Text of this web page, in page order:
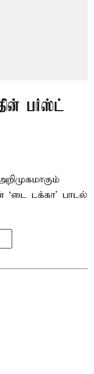
பர்ஸ்ட்
‘டை டக்கா’ பாடல்